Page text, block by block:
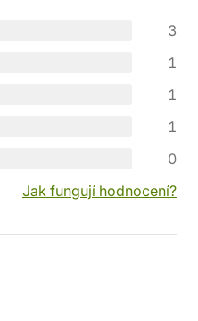
3
1
1
1
0
Jak fungují hodnocení?